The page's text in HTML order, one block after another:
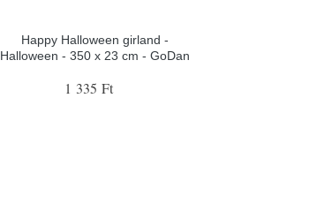
Happy Halloween girland -
Halloween - 350 x 23 cm - GoDan
1 335 Ft